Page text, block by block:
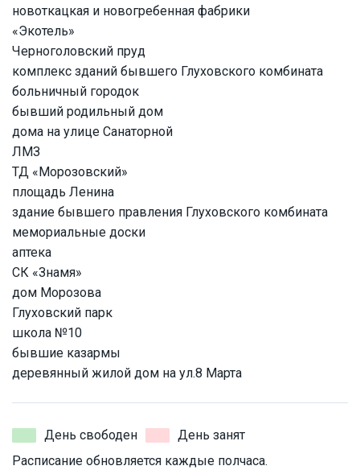
новоткацкая и новогребенная фабрики
«Экотель»
Черноголовский пруд
комплекс зданий бывшего Глуховского комбината
больничный городок
бывший родильный дом
дома на улице Санаторной
ЛМЗ
ТД «Морозовский»
площадь Ленина
здание бывшего правления Глуховского комбината
мемориальные доски
аптека
СК «Знамя»
дом Морозова
Глуховский парк
школа №10
бывшие казармы
деревянный жилой дом на ул.8 Марта
День свободен
День занят
Расписание обновляется каждые полчаса.